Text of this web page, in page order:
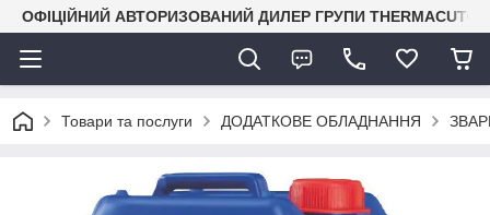
ОФІЦІЙНИЙ АВТОРИЗОВАНИЙ ДИЛЕР ГРУПИ THERMACUT® В
Товари та послуги ДОДАТКОВЕ ОБЛАДНАННЯ